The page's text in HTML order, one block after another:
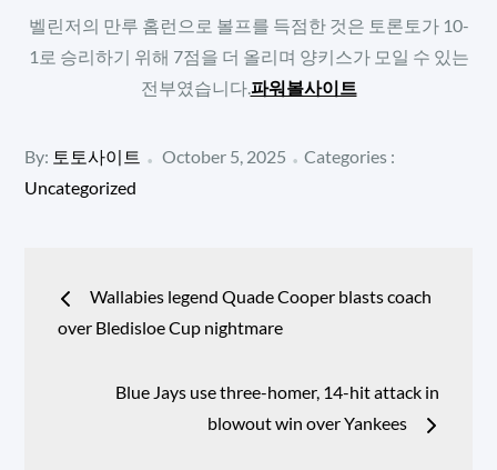
벨린저의 만루 홈런으로 볼프를 득점한 것은 토론토가 10-
1로 승리하기 위해 7점을 더 올리며 양키스가 모일 수 있는
전부였습니다.파워볼사이트
By: 토토사이트
Posted
October 5, 2025
Categories
Categories :
Uncategorized
Post
navigation
Wallabies legend Quade Cooper blasts coach
over Bledisloe Cup nightmare
Blue Jays use three-homer, 14-hit attack in
blowout win over Yankees